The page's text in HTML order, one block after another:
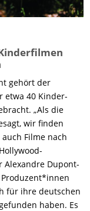
gehört der
etwa 40 Kinder-
„Als die
wir finden
Filme nach
Alexandre Dupont-
für ihre deutschen
haben. Es